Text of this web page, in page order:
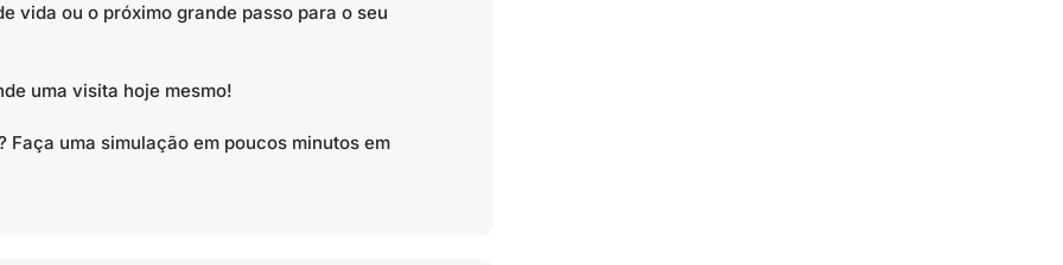
vida ou o próximo grande passo para o seu
uma visita hoje mesmo!
uma simulação em poucos minutos em